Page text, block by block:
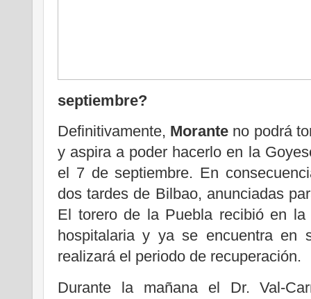
septiembre?
Definitivamente, Morante no podrá
y aspira a poder hacerlo en la
el 7 de septiembre. En
dos tardes de Bilbao, anunciadas
El torero de la Puebla recibió en
hospitalaria y ya se encuentra en
realizará el periodo de recuperación.
Durante la mañana el Dr. Val-